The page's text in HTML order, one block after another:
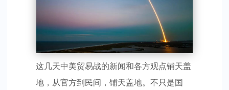
这几天中美贸易战的新闻和各方观点铺天盖
地，从官方到民间，铺天盖地。不只是国